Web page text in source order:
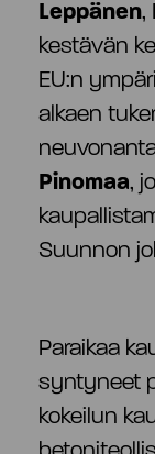
Leppänen,
kestävän
EU:n
alkaen
Pinomaa,
Suunnon
Paraikaa
syntyneet
kokeilun